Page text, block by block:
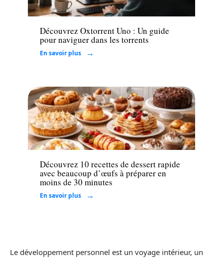
Tech
Découvrez Oxtorrent Uno : Un guide
pour naviguer dans les torrents
En savoir plus
Loisirs
Découvrez 10 recettes de dessert rapide
avec beaucoup d’œufs à préparer en
moins de 30 minutes
En savoir plus
Le développement personnel est un voyage intérieur, un